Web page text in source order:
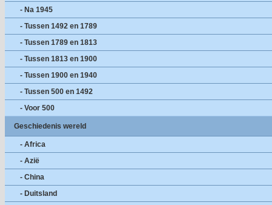
- Na 1945
- Tussen 1492 en 1789
- Tussen 1789 en 1813
- Tussen 1813 en 1900
- Tussen 1900 en 1940
- Tussen 500 en 1492
- Voor 500
Geschiedenis wereld
- Africa
- Azië
- China
- Duitsland